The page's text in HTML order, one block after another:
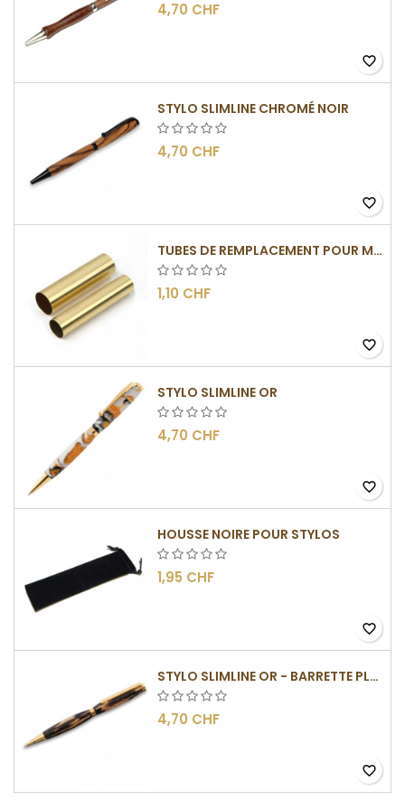
4,70 CHF
favorite_border
STYLO SLIMLINE CHROMÉ NOIR
4,70 CHF
favorite_border
TUBES DE REMPLACEMENT POUR MÉCANISMES SLIMLINE
1,10 CHF
favorite_border
STYLO SLIMLINE OR
4,70 CHF
favorite_border
HOUSSE NOIRE POUR STYLOS
1,95 CHF
favorite_border
STYLO SLIMLINE OR - BARRETTE PLATE
4,70 CHF
favorite_border